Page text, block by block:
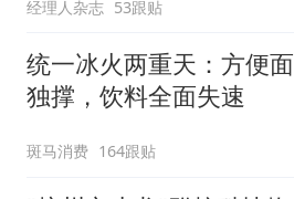
经理人杂志 53跟贴
统一冰火两重天：方便面
独撑，饮料全面失速
斑马消费 164跟贴